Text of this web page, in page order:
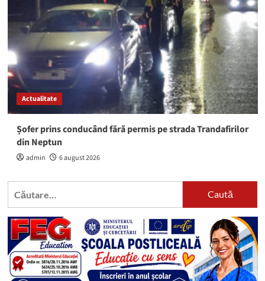
Actualitate
Șofer prins conducând fără permis pe strada Trandafirilor
din Neptun
admin 6 august 2026